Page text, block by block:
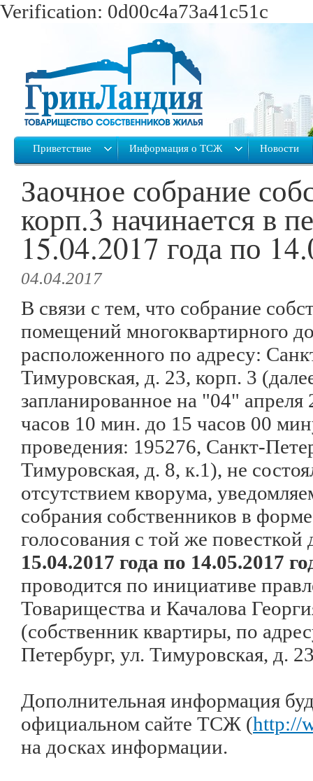
Verification: 0d00c4a73a41c51c
Приветствие Информация о ТСЖ Новости
Заочное собрание
корп.3 начинается в
15.04.2017 года по
04.04.2017
В связи с тем, что собрание
помещений многоквартирного
расположенного по адресу:
Тимуровская, д. 23, корп. 3
запланированное на "04" апреля
часов 10 мин. до 15 часов 00
проведения: 195276, Санкт-
Тимуровская, д. 8, к.1), не
отсутствием кворума,
собрания собственников в
голосования с той же
15.04.2017 года по 14.05.2017
проводится по инициативе
Товарищества и Качалова
(собственник квартиры, по
Петербург, ул. Тимуровская, д.
Дополнительная информация
официальном сайте ТСЖ (http://
на досках информации.